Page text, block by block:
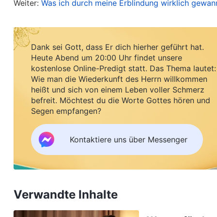
Schmerzen. Aus der Sicht weltlicher Menschen
unterwerfen. Nachdem Hiob Prüfungen
Gott, und sein Glaube und seine Gottesfurcht
ein großer Segen das war! Als ich darüber
oder das Unglück ist, das über einen kommt,
der Wahrheit streben und Gottes Absicht
und einige Erkenntnisse erlangen wird. Gottes
halten. Als ich Gottes Absicht verstanden hatte,
und mein hilfloses und furchtsames Herz wurde
Hiob nacheifern, eine Haltung der
Ich glaubte, dass Gott mich führen würde.
Im Krankenhaus war es zu laut, also stand ich
Weiter: Was ich durch meine Erblindung wirklich
Dank sei Gott, dass Er dich hierher geführt hat.
Heute Abend um 20:00 Uhr findet unsere
kostenlose Online-Predigt statt. Das Thema lautet:
Wie man die Wiederkunft des Herrn willkommen
heißt und sich von einem Leben voller Schmerz
befreit. Möchtest du die Worte Gottes hören und
Segen empfangen?
Kontaktiere uns über Messenger
Verwandte Inhalte